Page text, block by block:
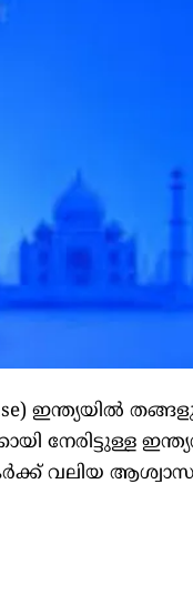
ഇന്ത്യയിൽ
നേരിട്ടുള്ള
വലിയ